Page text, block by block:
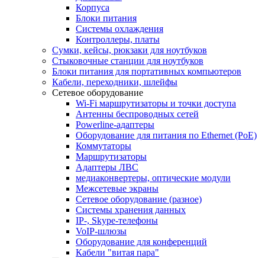
Корпуса
Блоки питания
Системы охлаждения
Контроллеры, платы
Сумки, кейсы, рюкзаки для ноутбуков
Стыковочные станции для ноутбуков
Блоки питания для портативных компьютеров
Кабели, переходники, шлейфы
Сетевое оборудование
Wi-Fi маршрутизаторы и точки доступа
Антенны беспроводных сетей
Powerline-адаптеры
Оборудование для питания по Ethernet (PoE)
Коммутаторы
Маршрутизаторы
Адаптеры ЛВС
медиаконвертеры, оптические модули
Межсетевые экраны
Сетевое оборудование (разное)
Системы хранения данных
IP-, Skype-телефоны
VoIP-шлюзы
Оборудование для конференций
Кабели "витая пара"